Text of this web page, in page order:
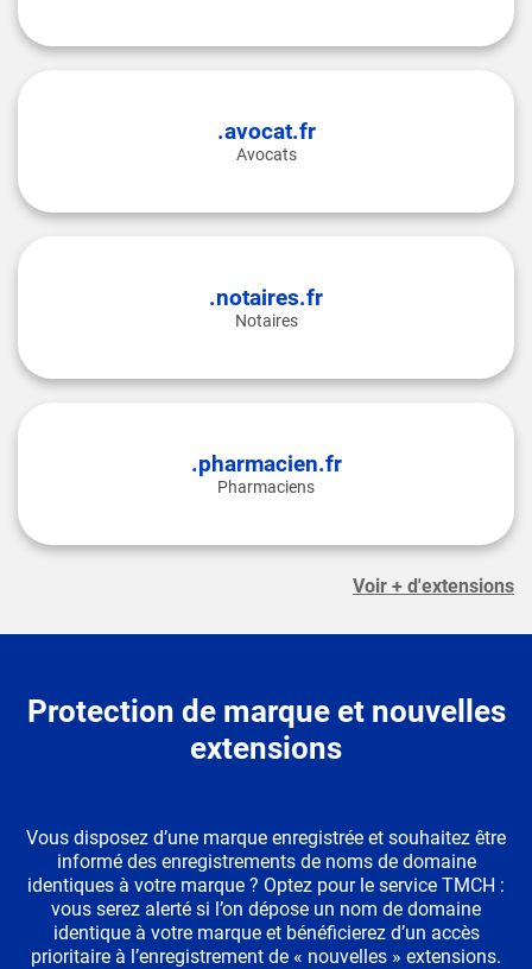
.avocat.fr
Avocats
.notaires.fr
Notaires
.pharmacien.fr
Pharmaciens
Voir + d'extensions
Protection de marque et nouvelles
extensions
Vous disposez d’une marque enregistrée et souhaitez être
informé des enregistrements de noms de domaine
identiques à votre marque ? Optez pour le service TMCH :
vous serez alerté si l’on dépose un nom de domaine
identique à votre marque et bénéficierez d’un accès
prioritaire à l’enregistrement de « nouvelles » extensions.